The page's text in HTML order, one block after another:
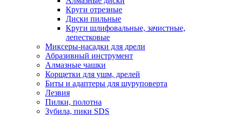
Круги отрезные
Диски пильные
Круги шлифовальные, зачистные,
лепестковые
Миксеры-насадки для дрели
Абразивный инструмент
Алмазные чашки
Корщетки для ушм, дрелей
Биты и адаптеры для шуруповерта
Лезвия
Пилки, полотна
Зубила, пики SDS